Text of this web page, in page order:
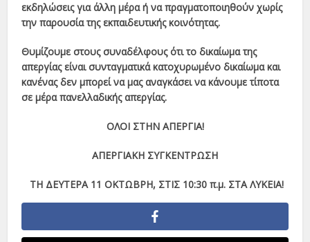
εκδηλώσεις για άλλη μέρα ή να πραγματοποιηθούν χωρίς
την παρουσία της εκπαιδευτικής κοινότητας.
Θυμίζουμε στους συναδέλφους ότι το δικαίωμα της
απεργίας είναι συνταγματικά κατοχυρωμένο δικαίωμα και
κανένας δεν μπορεί να μας αναγκάσει να κάνουμε τίποτα
σε μέρα πανελλαδικής απεργίας.
ΟΛΟΙ ΣΤΗΝ ΑΠΕΡΓΙΑ!
ΑΠΕΡΓΙΑΚΗ ΣΥΓΚΕΝΤΡΩΣΗ
ΤΗ ΔΕΥΤΕΡΑ 11 ΟΚΤΩΒΡΗ, ΣΤΙΣ 10:30 π.μ. ΣΤΑ ΛΥΚΕΙΑ!